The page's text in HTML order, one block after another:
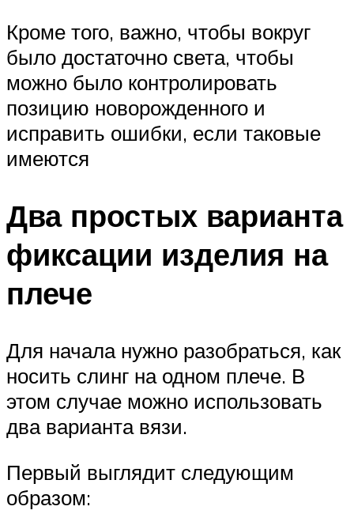
Кроме того, важно, чтобы вокруг
было достаточно света, чтобы
можно было контролировать
позицию новорожденного и
исправить ошибки, если таковые
имеются
Два простых варианта
фиксации изделия на
плече
Для начала нужно разобраться, как
носить слинг на одном плече. В
этом случае можно использовать
два варианта вязи.
Первый выглядит следующим
образом: